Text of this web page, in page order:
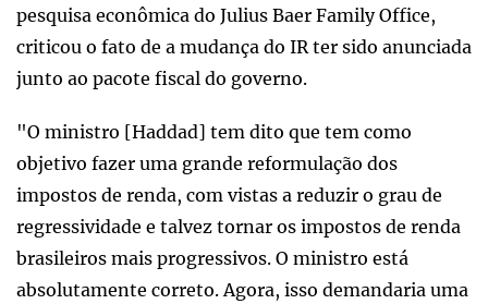
pesquisa econômica do Julius Baer Family Office,
criticou o fato de a mudança do IR ter sido anunciada
junto ao pacote fiscal do governo.
"O ministro [Haddad] tem dito que tem como
objetivo fazer uma grande reformulação dos
impostos de renda, com vistas a reduzir o grau de
regressividade e talvez tornar os impostos de renda
brasileiros mais progressivos. O ministro está
absolutamente correto. Agora, isso demandaria uma